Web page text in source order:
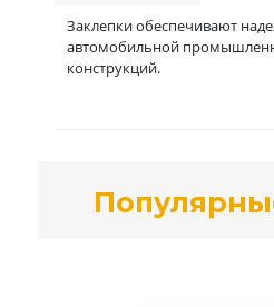
Заклепки обеспечивают
автомобильной
конструкций.